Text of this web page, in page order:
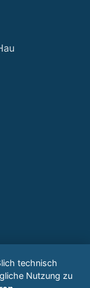
technisch
Nutzung zu